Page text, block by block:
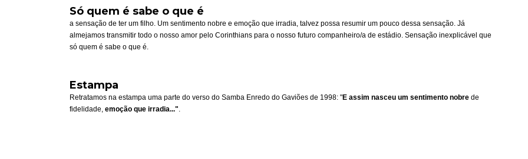
Só quem é sabe o que é
a sensação de ter um filho. Um sentimento nobre e emoção que irradia, talvez possa resumir um pouco dessa sensação. Já
almejamos transmitir todo o nosso amor pelo Corinthians para o nosso futuro companheiro/a de estádio. Sensação inexplicável que
só quem é sabe o que é.
Estampa
Retratamos na estampa uma parte do verso do Samba Enredo do Gaviões de 1998: "E assim nasceu um sentimento nobre de
fidelidade, emoção que irradia...".